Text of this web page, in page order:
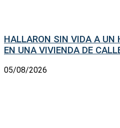
HALLARON SIN VIDA A UN
EN UNA VIVIENDA DE
05/08/2026